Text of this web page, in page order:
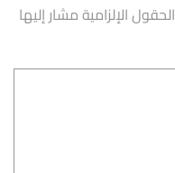
الحقول الإلزامية مشار إليها